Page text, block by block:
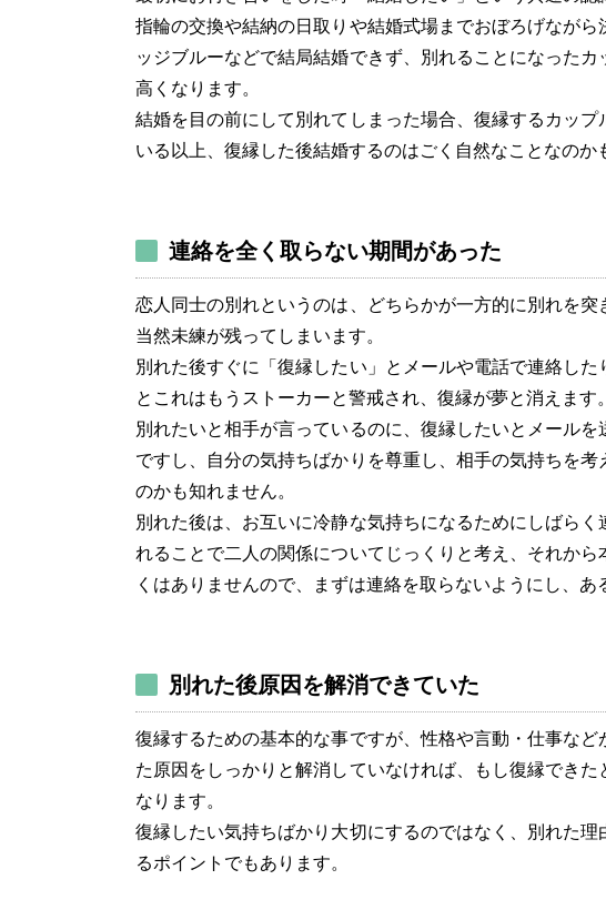
指輪の交換や結納の日取りや結婚式場までおぼろげなが
ッジブルーなどで結局結婚できず、別れることになった
高くなります。
結婚を目の前にして別れてしまった場合、復縁するカッ
いる以上、復縁した後結婚するのはごく自然なことなのか
連絡を全く取らない期間があった
恋人同士の別れというのは、どちらかが一方的に別れを
当然未練が残ってしまいます。
別れた後すぐに「復縁したい」とメールや電話で連絡し
とこれはもうストーカーと警戒され、復縁が夢と消えます。
別れたいと相手が言っているのに、復縁したいとメール
ですし、自分の気持ちばかりを尊重し、相手の気持ちを
のかも知れません。
別れた後は、お互いに冷静な気持ちになるためにしばら
れることで二人の関係についてじっくりと考え、それか
くはありませんので、まずは連絡を取らないようにし、あ
別れた後原因を解消できていた
復縁するための基本的な事ですが、性格や言動・仕事な
た原因をしっかりと解消していなければ、もし復縁でき
なります。
復縁したい気持ちばかり大切にするのではなく、別れた
るポイントでもあります。